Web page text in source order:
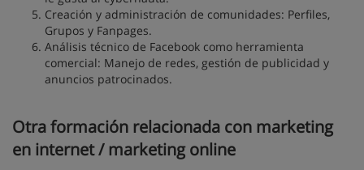
Creación y administración de comunidades: Perfiles,
Grupos y Fanpages.
Análisis técnico de Facebook como herramienta
comercial: Manejo de redes, gestión de publicidad y
anuncios patrocinados.
Otra formación relacionada con marketing
en internet / marketing online